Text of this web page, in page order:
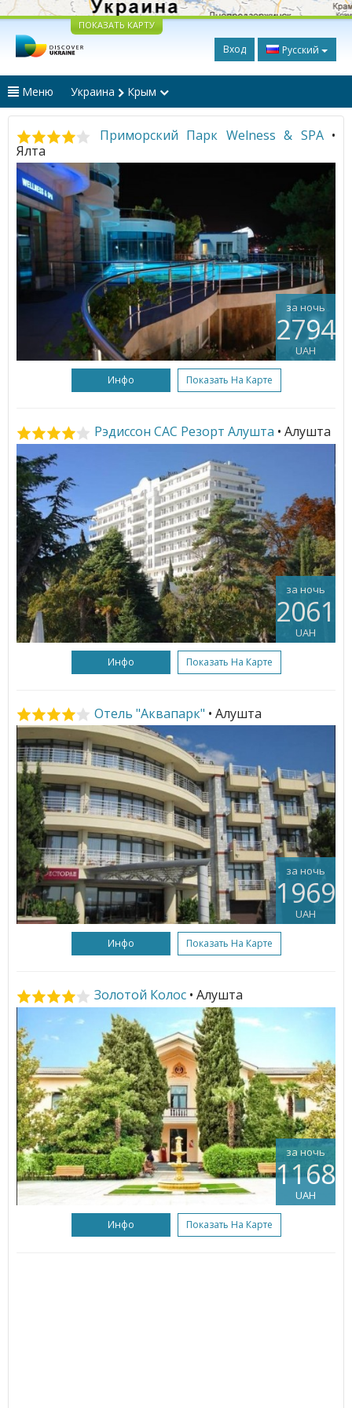
ПОКАЗАТЬ КАРТУ
Вход Русский
Меню Украина Крым
Приморский Парк Welness & SPA •
Ялта
за ночь
2794
UAH
Инфо Показать На Карте
Рэдиссон САС Резорт Алушта • Алушта
за ночь
2061
UAH
Инфо Показать На Карте
Отель "Аквапарк" • Алушта
за ночь
1969
UAH
Инфо Показать На Карте
Золотой Колос • Алушта
за ночь
1168
UAH
Инфо Показать На Карте